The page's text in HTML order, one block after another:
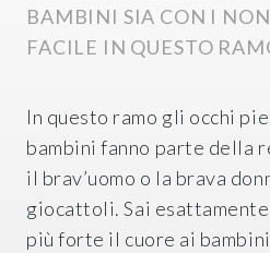
BAMBINI SIA CON I
FACILE IN QUESTO
In questo ramo gli occhi
bambini fanno parte della
il brav’uomo o la brava
giocattoli. Sai
più forte il cuore ai